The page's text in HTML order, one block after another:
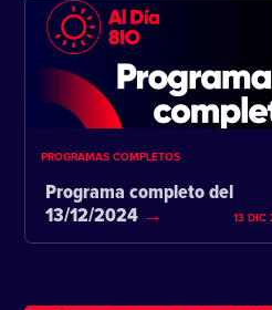
PROGRAMAS COMPLETOS
Programa completo del
13/12/2024
13 DIC